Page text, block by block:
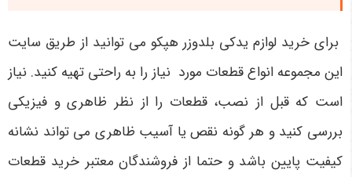
برای خرید لوازم یدکی بلدوزر هپکو می توانید از طریق سایت
این مجموعه انواع قطعات مورد نیاز را به راحتی تهیه کنید. نیاز
است که قبل از نصب، قطعات را از نظر ظاهری و فیزیکی
بررسی کنید و هر گونه نقص یا آسیب ظاهری می ‌تواند نشانه
کیفیت پایین باشد و حتما از فروشندگان معتبر خرید قطعات